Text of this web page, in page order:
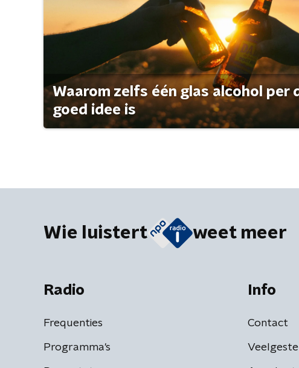
Waarom zelfs één glas alcohol per
goed idee is
Wie luistert weet meer
Radio
Frequenties
Programma's
Info
Contact